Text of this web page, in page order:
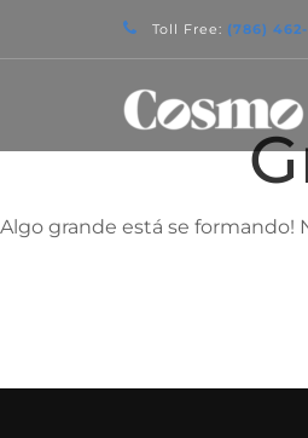
Toll Free: (786)
Algo grande está se formando!